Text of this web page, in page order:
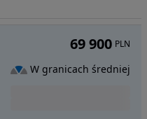
69 900 PLN
W granicach średniej